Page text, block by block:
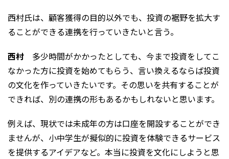
西村氏は、顧客獲得の目的以外でも、投資の裾野を拡大す
ることができる連携を行っていきたいと言う。
西村 多少時間がかかったとしても、今まで投資をしてこ
なかった方に投資を始めてもらう、言い換えるならば投資
の文化を作っていきたいです。その思いを共有することが
できれば、別の連携の形もあるかもしれないと思います。
例えば、現状では未成年の方は口座を開設することができ
ませんが、小中学生が擬似的に投資を体験できるサービス
を提供するアイデアなど。本当に投資を文化にしようと思